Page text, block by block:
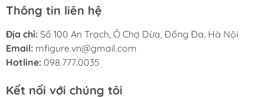
Thông tin liên hệ
Địa chỉ: Số 100 An Trạch, Ô Chợ Dừa, Đống Đa, Hà Nội
Email: mfigure.vn@gmail.com
Hotline: 098.777.0035
Kết nối với chúng tôi